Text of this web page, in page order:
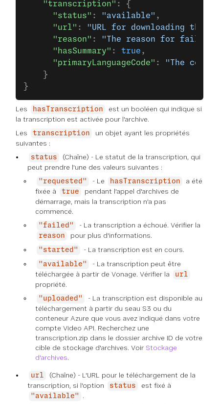
    "transcription"
: {
      "status"
: "available" ,
      "url"
:
"URL for downloading
      "reason"
:
"The reason for
      "hasSummary"
: true ,
      "primaryLanguageCode"
:
"The
    }
}
Les hasTranscription
est un booléen qui indique si
la transcription est activée pour l'archive.
Les
transcription
un objet ayant les propriétés
suivantes :
status
(Chaîne) - Le statut de la transcription, qui
peut prendre l'une des valeurs suivantes :
"requested" - Le hasTranscription
a été
fixée à
true
pendant l'appel d'archives de
démarrage, mais la transcription n'a pas
commencé.
"failed" - La transcription a échoué. Vérifier la
reason pour plus d'informations.
"started" - La transcription est en cours.
"available"
- La transcription peut être
téléchargée à partir de Vonage. Vérifier la
url
propriété.
"uploaded"
- La transcription est disponible au
téléchargement à partir du seau S3 ou du
conteneur Azure que vous avez indiqué dans votre
compte Video API. Recherchez une
transcription.zip dans le dossier archive ID de votre
cible de stockage d'archives. Voir Stockage
d'archives.
url
(Chaîne) - L'URL pour le téléchargement de la
transcription, si l'option
status est fixé à
"available" .